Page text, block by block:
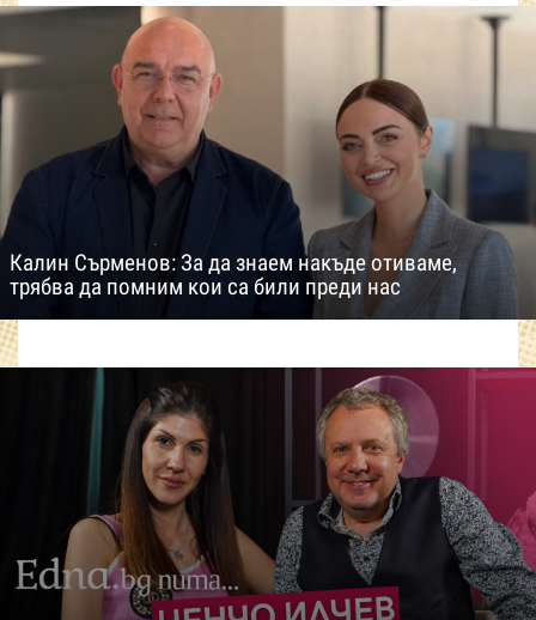
Калин Сърменов: За да знаем накъде отиваме,
трябва да помним кои са били преди нас